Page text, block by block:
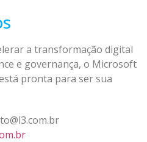
a transformação digital
e governança, o Microsoft
pronta para ser sua